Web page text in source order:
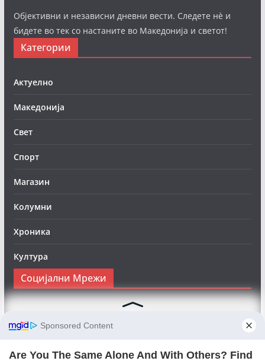
Објективни и независни дневни вести. Следете нè и
бидете во тек со настаните во Македонија и светот!
Категории
Актуелно
Македонија
Свет
Спорт
Магазин
Колумни
Хроника
Култура
Социјални Мрежи